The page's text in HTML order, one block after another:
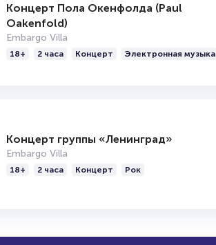
Концерт Пола Окенфолда (Paul
Oakenfold)
Embargo Villa
18+ 2 часа Концерт Электронная музыка
Концерт группы «Ленинград»
Embargo Villa
18+ 2 часа Концерт Рок